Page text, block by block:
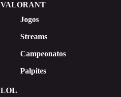
VALORANT
Jogos
Streams
Campeonatos
Palpites
LOL